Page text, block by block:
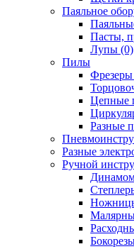
Паяльное
Пасты,
Лупы (0)
Пилы
Цепные
Разные
Разные
Ручной